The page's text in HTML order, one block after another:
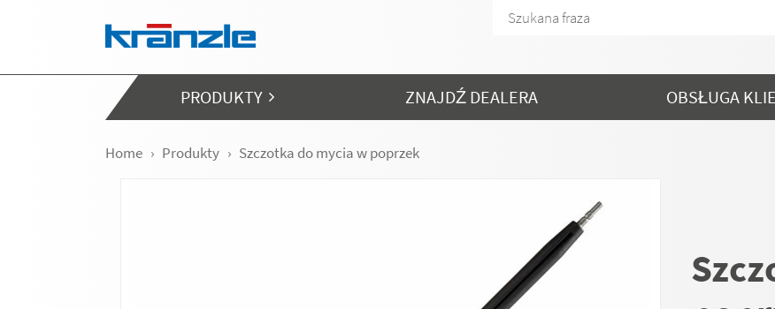
PRODUKTY ZNAJDŹ DEALERA OBSŁUGA
Home Produkty Szczotka do mycia w poprzek